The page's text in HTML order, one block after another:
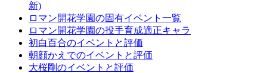
新)
ロマン開花学園の固有イベント一覧
ロマン開花学園の投手育成適正キャラ
初白百合のイベントと評価
朝顔かえでのイベントと評価
大桜剛のイベントと評価